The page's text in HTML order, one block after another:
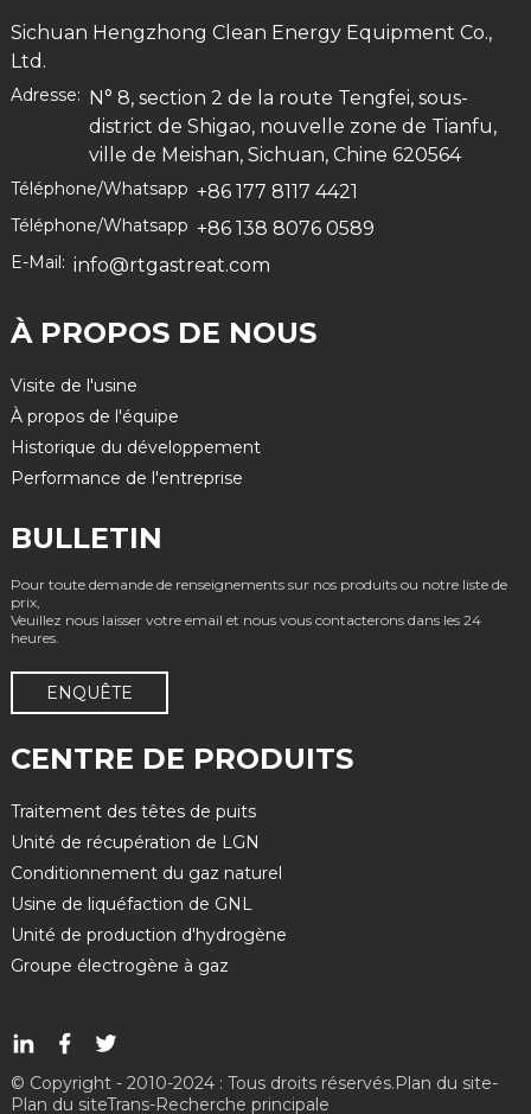
Sichuan Hengzhong Clean Energy Equipment Co.,
Ltd.
Adresse: N° 8, section 2 de la route Tengfei, sous-
district de Shigao, nouvelle zone de Tianfu,
ville de Meishan, Sichuan, Chine 620564
Téléphone/Whatsapp +86 177 8117 4421
Téléphone/Whatsapp +86 138 8076 0589
E-Mail: info@rtgastreat.com
À PROPOS DE NOUS
Visite de l'usine
À propos de l'équipe
Historique du développement
Performance de l'entreprise
BULLETIN
Pour toute demande de renseignements sur nos produits ou notre liste de
prix,
Veuillez nous laisser votre email et nous vous contacterons dans les 24
heures.
ENQUÊTE
CENTRE DE PRODUITS
Traitement des têtes de puits
Unité de récupération de LGN
Conditionnement du gaz naturel
Usine de liquéfaction de GNL
Unité de production d'hydrogène
Groupe électrogène à gaz
© Copyright - 2010-2024 : Tous droits réservés.Plan du site-
Plan du siteTrans-Recherche principale